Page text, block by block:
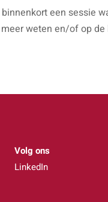
een sessie
weten en/of op
Volg ons
LinkedIn